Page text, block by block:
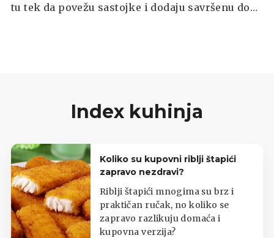
tu tek da povežu sastojke i dodaju savršenu dozu
Index kuhinja
Koliko su kupovni riblji štapići
zapravo nezdravi?
Riblji štapići mnogima su brz i
praktičan ručak, no koliko se
zapravo razlikuju domaća i
kupovna verzija?